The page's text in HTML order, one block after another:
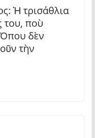
Ἡ τρισάθλια
του, ποὺ
Ὅπου δὲν
τὴν